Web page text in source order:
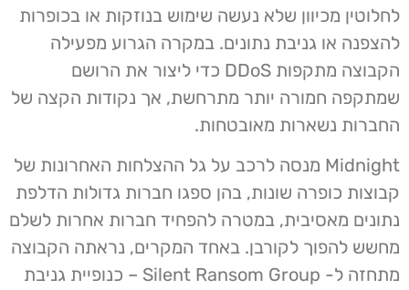
לחלוטין מכיוון שלא נעשה שימוש בנוזקות או בכופרות
להצפנה או גניבת נתונים. במקרה הגרוע מפעילה
הקבוצה מתקפות DDoS כדי ליצור את הרושם
שמתקפה חמורה יותר מתרחשת, אך נקודות הקצה של
החברות נשארות מאובטחות.
Midnight מנסה לרכב על גל ההצלחות האחרונות של
קבוצות כופרה שונות, בהן ספגו חברות גדולות הדלפת
נתונים מאסיבית, במטרה להפחיד חברות אחרות לשלם
מחשש להפוך לקורבן. באחד המקרים, נראתה הקבוצה
מתחזה ל- Silent Ransom Group – כנופיית גניבת